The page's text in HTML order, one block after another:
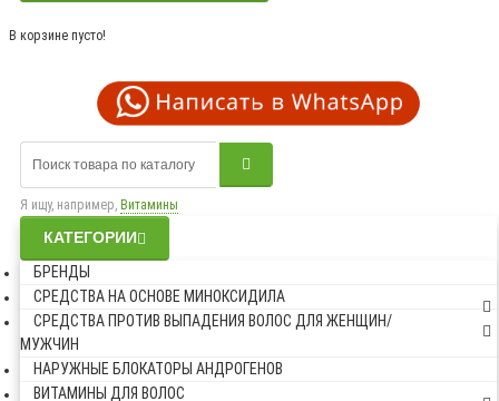
В корзине пусто!
Я ищу, например, Витамины
КАТЕГОРИИ
БРЕНДЫ
СРЕДСТВА НА ОСНОВЕ МИНОКСИДИЛА
СРЕДСТВА ПРОТИВ ВЫПАДЕНИЯ ВОЛОС ДЛЯ ЖЕНЩИН/
МУЖЧИН
НАРУЖНЫЕ БЛОКАТОРЫ АНДРОГЕНОВ
ВИТАМИНЫ ДЛЯ ВОЛОС